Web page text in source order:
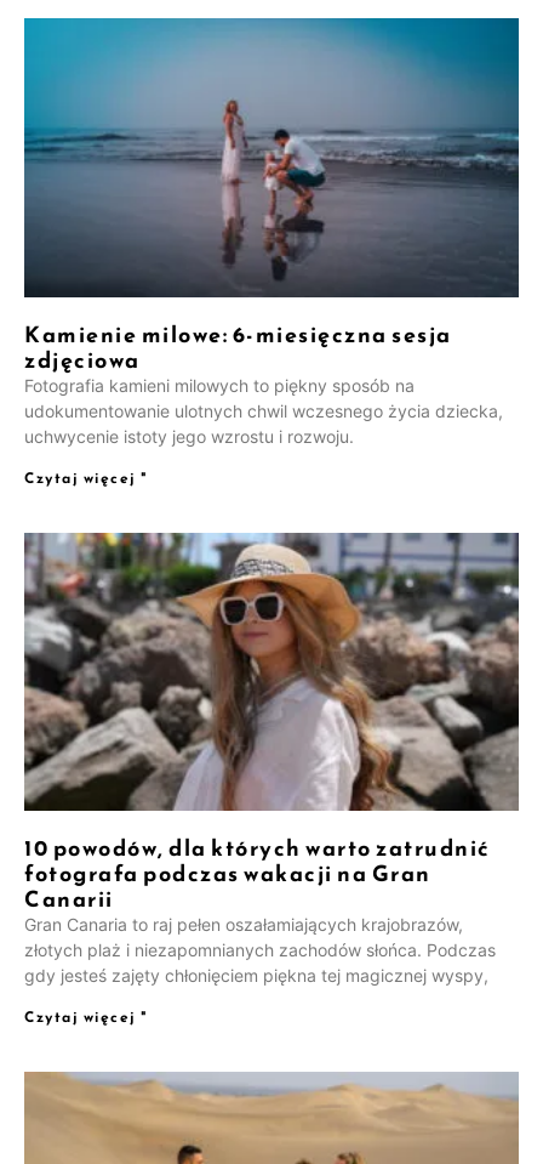
Kamienie milowe: 6-miesięczna sesja
zdjęciowa
Fotografia kamieni milowych to piękny sposób na
udokumentowanie ulotnych chwil wczesnego życia dziecka,
uchwycenie istoty jego wzrostu i rozwoju.
Czytaj więcej "
10 powodów, dla których warto zatrudnić
fotografa podczas wakacji na Gran
Canarii
Gran Canaria to raj pełen oszałamiających krajobrazów,
złotych plaż i niezapomnianych zachodów słońca. Podczas
gdy jesteś zajęty chłonięciem piękna tej magicznej wyspy,
Czytaj więcej "